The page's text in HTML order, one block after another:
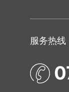
服务热线